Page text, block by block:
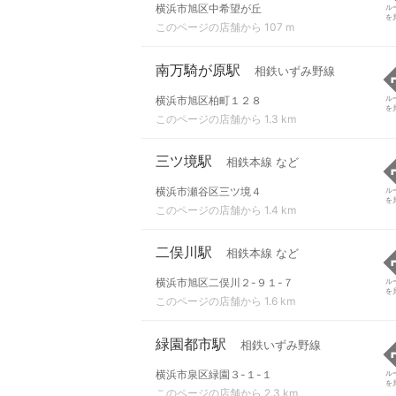
横浜市旭区中希望が丘
このページの店舗から 107 m
ル
を
南万騎が原駅 相鉄いずみ野線
横浜市旭区柏町１２８
このページの店舗から 1.3 km
ル
を
三ツ境駅 相鉄本線 など
横浜市瀬谷区三ツ境４
このページの店舗から 1.4 km
ル
を
二俣川駅 相鉄本線 など
横浜市旭区二俣川２-９１-７
このページの店舗から 1.6 km
ル
を
緑園都市駅 相鉄いずみ野線
横浜市泉区緑園３-１-１
このページの店舗から 2.3 km
ル
を